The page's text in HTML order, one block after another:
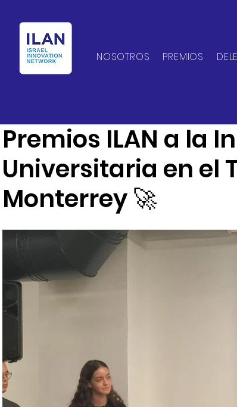
NOSOTROS PREMIOS
Premios ILAN a la
Universitaria en el
Monterrey 🚀